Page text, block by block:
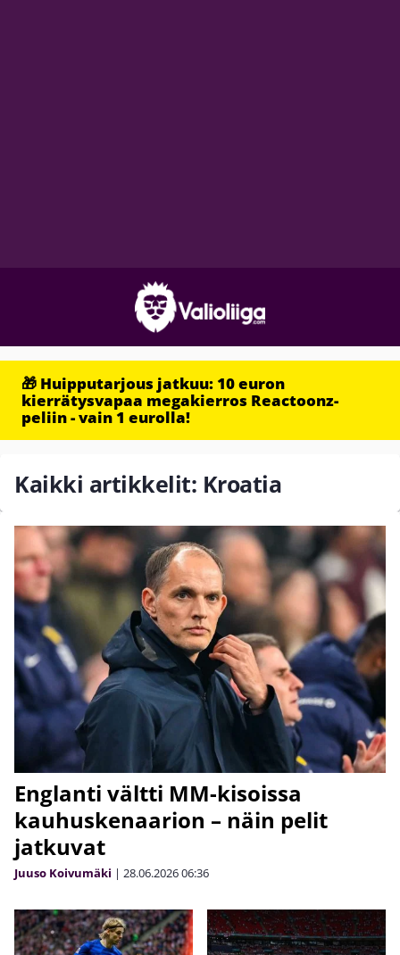
🎁 Huipputarjous jatkuu: 10 euron
kierrätysvapaa megakierros Reactoonz-
peliin - vain 1 eurolla!
Kaikki artikkelit: Kroatia
Englanti vältti MM-kisoissa
kauhuskenaarion – näin pelit
jatkuvat
Juuso Koivumäki | 28.06.202606:36